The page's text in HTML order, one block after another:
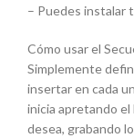
– Puedes instalar
Cómo usar el
Simplemente
insertar en cada
inicia apretando
desea, grabando